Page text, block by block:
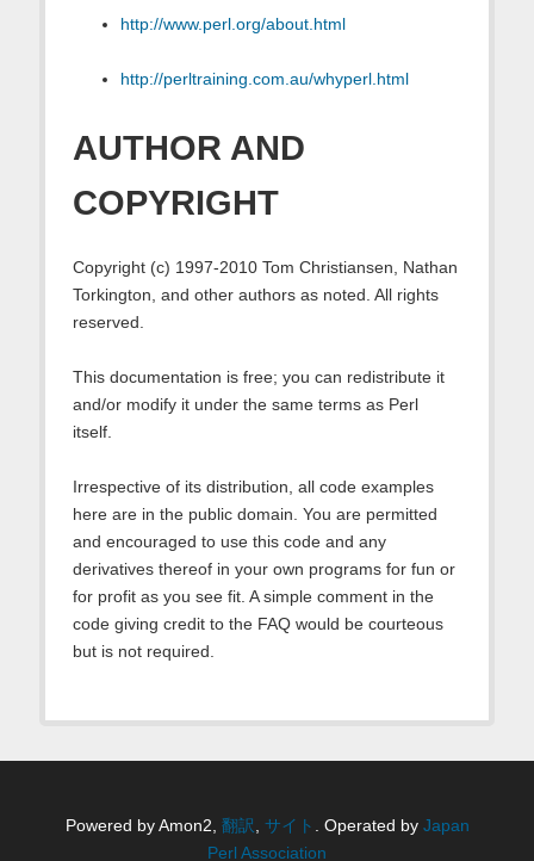
http://www.perl.org/about.html
http://perltraining.com.au/whyperl.html
AUTHOR AND
COPYRIGHT
Copyright (c) 1997-2010 Tom Christiansen, Nathan
Torkington, and other authors as noted. All rights
reserved.
This documentation is free; you can redistribute it
and/or modify it under the same terms as Perl
itself.
Irrespective of its distribution, all code examples
here are in the public domain. You are permitted
and encouraged to use this code and any
derivatives thereof in your own programs for fun or
for profit as you see fit. A simple comment in the
code giving credit to the FAQ would be courteous
but is not required.
Powered by Amon2, 翻訳 サイト . Operated by Japan
Perl Association